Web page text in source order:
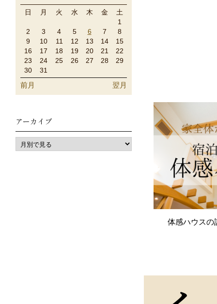
体感ハウスの
日 月 火 水 木 金
土
1
2
3 4 5 6 7
8
9
10 11 12 13 14
15
16
17 18 19 20 21
22
23
24 25 26 27 28
29
30
31
前月 翌月
アーカイブ